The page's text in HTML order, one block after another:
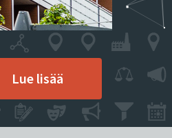
Lue lisää